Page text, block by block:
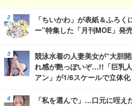
「ちいかわ」が表紙＆ふろく
ー”特集した「月刊MOE」発
競泳水着の人妻美女が“大胆
れ感が艶っぽいぞ…!!「巨乳
アン」が1/6スケールで立体化
「私を選んで」…口元に咥え